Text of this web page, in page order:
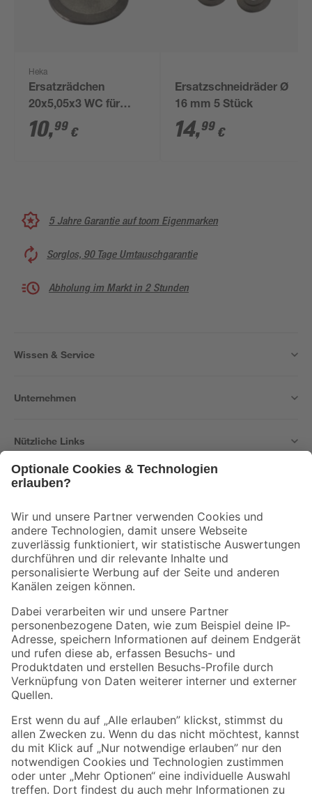
Heka
Ersatzrädchen
20x5,05x3 WC für
Fliesenschneider Holz
inkl. Achse
10,99 €
Ersatzschneidräder Ø
16 mm 5 Stück
14,99 €
5 Jahre Garantie auf toom Eigenmarken
Sorglos, 90 Tage Umtauschgarantie
Abholung im Markt in 2 Stunden
Wissen & Service
Unternehmen
Nützliche Links
Der toom Newsletter: Keine Angebote und Aktionen mehr verpassen!
Zur Newsletter Anmeldung
Folge uns
Zahlungsarten Versandarten
Sicher einkaufen
Jetzt die toom-App herunterladen